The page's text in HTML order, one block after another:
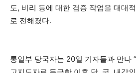
도, 비리 등에 대한 검증 작업을 대대
로 전해졌다.
통일부 당국자는 20일 기자들과 만나